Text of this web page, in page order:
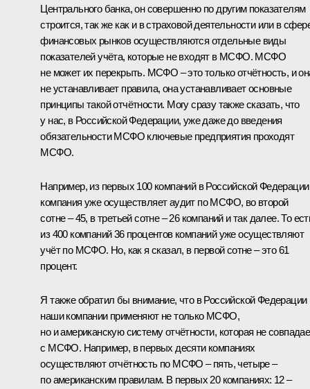
Центрального банка, он совершенно по другим показателям
строится, так же как и в страховой деятельности или в
финансовых рынков осуществляются отдельные виды
показателей учёта, которые не входят в МСФО. МСФО
не может их перекрыть. МСФО – это только отчётность, и
не устанавливает правила, она устанавливает основные
принципы такой отчётности. Могу сразу также сказать, что
у нас, в Российской Федерации, уже даже до введения
обязательности МСФО ключевые предприятия проходят
МСФО.
Например, из первых 100 компаний в Российской
компания уже осуществляет аудит по МСФО, во второй
сотне – 45, в третьей сотне – 26 компаний и так далее. То
из 400 компаний 36 процентов компаний уже осуществляют
учёт по МСФО. Но, как я сказал, в первой сотне – это 61
процент.
Я также обратил бы внимание, что в Российской Федерации
наши компании применяют не только МСФО,
но и американскую систему отчётности, которая не
с МСФО. Например, в первых десяти компаниях
осуществляют отчётность по МСФО – пять, четыре –
по американским правилам. В первых 20 компаниях: 12 –